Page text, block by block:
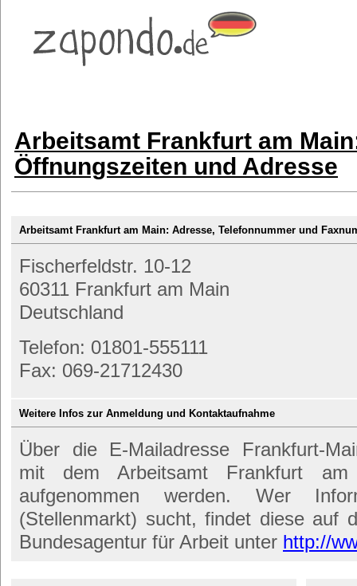
Arbeitsamt Frankfurt am
Öffnungszeiten und Adresse
Arbeitsamt Frankfurt am Main: Adresse, Telefonnummer und
Fischerfeldstr. 10-12
60311 Frankfurt am Main
Deutschland
Telefon: 01801-555111
Fax: 069-21712430
Weitere Infos zur Anmeldung und Kontaktaufnahme
Über die E-Mailadresse Frankfurt-
mit dem Arbeitsamt Frankfurt
aufgenommen werden. Wer
(Stellenmarkt) sucht, findet diese auf
Bundesagentur für Arbeit unter http://